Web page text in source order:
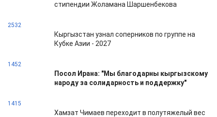
стипендии Жоламана Шаршенбекова
2532
Кыргызстан узнал соперников по группе на
Кубке Азии - 2027
1452
Посол Ирана: "Мы благодарны кыргызскому
народу за солидарность и поддержку"
1415
Хамзат Чимаев переходит в полутяжелый вес